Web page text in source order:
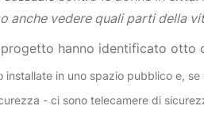
anche vedere quali parti della
hanno identificato otto
installate in uno spazio pubblico e, se
- ci sono telecamere di